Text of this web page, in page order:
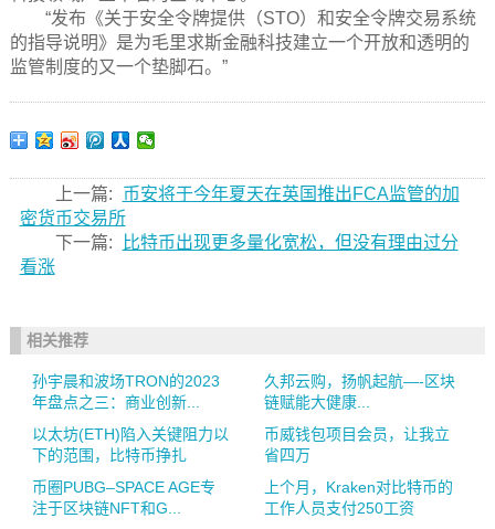
“发布《关于安全令牌提供（STO）和安全令牌交易系统
的指导说明》是为毛里求斯金融科技建立一个开放和透明的
监管制度的又一个垫脚石。”
上一篇:
币安将于今年夏天在英国推出FCA监管的加
密货币交易所
下一篇:
比特币出现更多量化宽松，但没有理由过分
看涨
相关推荐
孙宇晨和波场TRON的2023
年盘点之三：商业创新...
久邦云购，扬帆起航—-区块
链赋能大健康...
以太坊(ETH)陷入关键阻力以
下的范围，比特币挣扎
币威钱包项目会员，让我立
省四万
币圈PUBG–SPACE AGE专
注于区块链NFT和G...
上个月，Kraken对比特币的
工作人员支付250工资